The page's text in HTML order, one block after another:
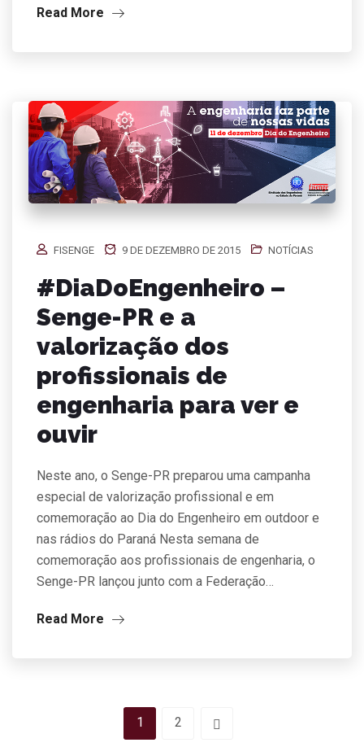
Read More
FISENGE 9 DE DEZEMBRO DE 2015 NOTÍCIAS
#DiaDoEngenheiro –
Senge-PR e a
valorização dos
profissionais de
engenharia para ver e
ouvir
Neste ano, o Senge-PR preparou uma campanha
especial de valorização profissional e em
comemoração ao Dia do Engenheiro em outdoor e
nas rádios do Paraná Nesta semana de
comemoração aos profissionais de engenharia, o
Senge-PR lançou junto com a Federação…
Read More
1 2